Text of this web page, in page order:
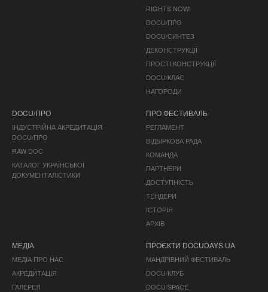
RIGHTS NOW!
DOCU/ПРО
DOCU/СИНТЕЗ
ДЕКОНСТРУКЦІЇ
ПРОСТІ КОНСТРУКЦІЇ
DOCU/КЛАС
НАГОРОДИ
DOCU/ПРО
ІНДУСТРІЙНА АКРЕДИТАЦІЯ
DOCU/ПРО
RAW DOC
КАТАЛОГ УКРАЇНСЬКОЇ
ДОКУМЕНТАЛІСТИКИ
ПРО ФЕСТИВАЛЬ
РЕГЛАМЕНТ
ВІДБІРКОВА РАДА
КОМАНДА
ПАРТНЕРИ
ДОСТУПНІСТЬ
ТЕНДЕРИ
ІСТОРІЯ
АРХІВ
МЕДІА
МЕДІА ПРО НАС
АКРЕДИТАЦІЯ
ГАЛЕРЕЯ
ПРОЄКТИ DOCUDAYS UA
МАНДРІВНИЙ ФЕСТИВАЛЬ
DOCU/КЛУБ
DOCU/SPACE